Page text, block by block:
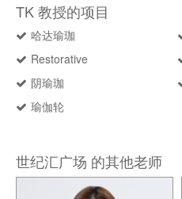
TK 教授的项目
哈达瑜珈
Restorative
阴瑜珈
瑜伽轮
世纪汇广场 的其他老师